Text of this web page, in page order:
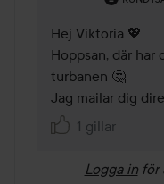
Hej Viktoria 💖
Hoppsan, där
turbanen 🤔
Jag mailar dig
1 gillar
Logga in för